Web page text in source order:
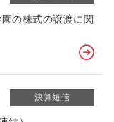
の株式の譲渡に関
決算短信